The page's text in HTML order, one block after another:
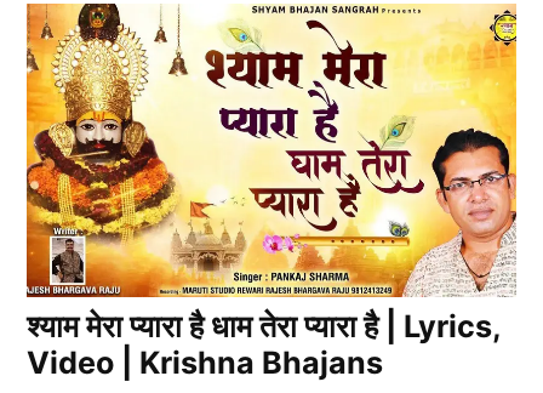
श्याम मेरा प्यारा है धाम तेरा प्यारा है | Lyrics,
Video | Krishna Bhajans